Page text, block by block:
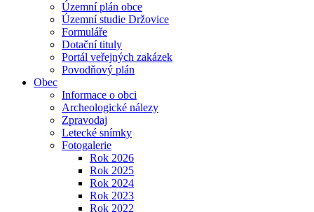
Územní plán obce
Územní studie Držovice
Formuláře
Dotační tituly
Portál veřejných zakázek
Povodňový plán
Obec
Informace o obci
Archeologické nálezy
Zpravodaj
Letecké snímky
Fotogalerie
Rok 2026
Rok 2025
Rok 2024
Rok 2023
Rok 2022